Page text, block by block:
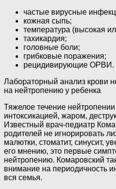
частые вирусные
кожная сыпь;
температура (высокая
тахикардия;
головные боли;
грибковые поражения;
рецидивирующие ОРВИ.
Лабораторный анализ крови
на нейтропению у ребенка
Тяжелое течение
интоксикацией, жаром,
Известный врач-педиатр
родителей не игнорировать
малютки, стоматит, синусит,
его мнению, это первые
нейтропению. Комаровский
внимание на периодичность
вся семья.